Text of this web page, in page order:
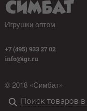
Игрушки оптом
+7 (495) 933 27 02
info@igr.ru
© 2018 «Симбат»